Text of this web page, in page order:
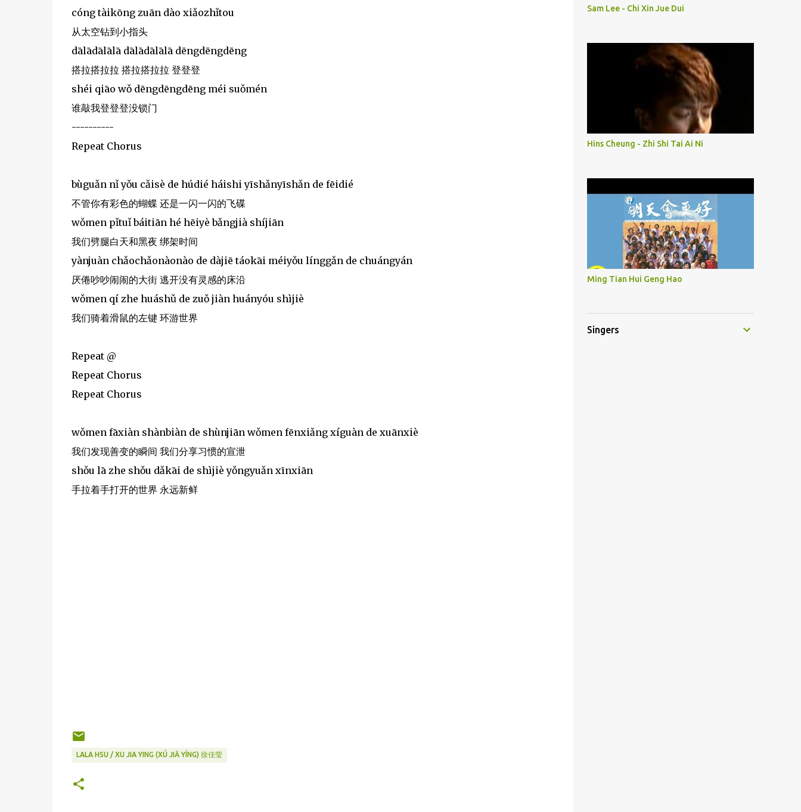
cóng tàikōng zuān dào xiǎozhǐtou
从太空钻到小指头
dālādālālā dālādālālā dēngdēngdēng
搭拉搭拉拉 搭拉搭拉拉 登登登
shéi qiāo wǒ dēngdēngdēng méi suǒmén
谁敲我登登登没锁门
----------
Repeat Chorus
bùguǎn nǐ yǒu cǎisè de húdié háishi yīshǎnyīshǎn de fēidié
不管你有彩色的蝴蝶 还是一闪一闪的飞碟
wǒmen pǐtuǐ báitiān hé hēiyè bǎngjià shíjiān
我们劈腿白天和黑夜 绑架时间
yànjuàn chǎochǎonàonào de dàjiē táokāi méiyǒu línggǎn de chuángyán
厌倦吵吵闹闹的大街 逃开没有灵感的床沿
wǒmen qí zhe huáshǔ de zuǒ jiàn huányóu shìjiè
我们骑着滑鼠的左键 环游世界
Repeat @
Repeat Chorus
Repeat Chorus
wǒmen fāxiàn shànbiàn de shùnjiān wǒmen fēnxiǎng xíguàn de xuānxiè
我们发现善变的瞬间 我们分享习惯的宣泄
shǒu lā zhe shǒu dǎkāi de shìjiè yǒngyuǎn xīnxiān
手拉着手打开的世界 永远新鲜
LALA HSU / XU JIA YING (XÚ JIĀ YÍNG) 徐佳莹
Sam Lee - Chi Xin Jue Dui
Hins Cheung - Zhi Shi Tai Ai Ni
Ming Tian Hui Geng Hao
Singers